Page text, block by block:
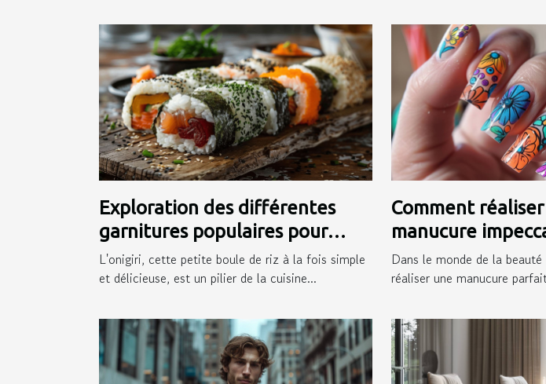
Exploration des différentes
garnitures populaires pour
onigiri
L'onigiri, cette petite boule de riz à la fois simple
et délicieuse, est un pilier de la cuisine...
Comment
manucure
autocollants pour
Dans le monde de la
réaliser une manucure